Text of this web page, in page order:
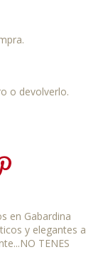
o devolverlo.
en Gabardina
y elegantes a
TENES